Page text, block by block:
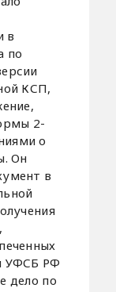
в
по
КСП,
2-
о
Он
в
УФСБ РФ
дело по